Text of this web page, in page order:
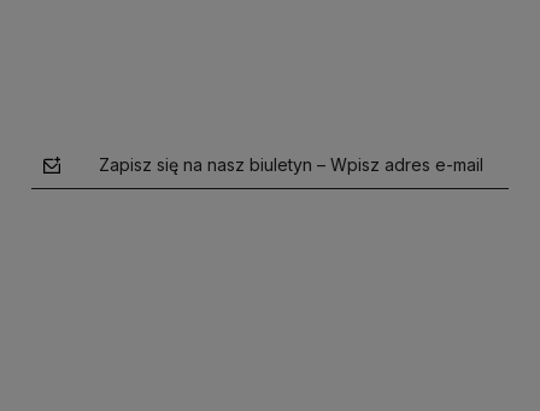
Zapisz się na nasz biuletyn – Wpisz adres e-mail